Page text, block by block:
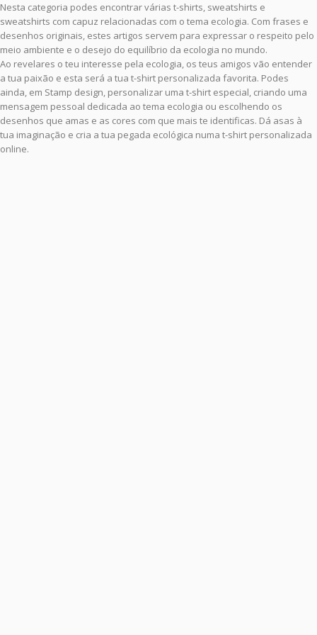
Nesta categoria podes encontrar várias t-shirts, sweatshirts e
sweatshirts com capuz relacionadas com o tema ecologia. Com frases e
desenhos originais, estes artigos servem para expressar o respeito pelo
meio ambiente e o desejo do equilíbrio da ecologia no mundo.
Ao revelares o teu interesse pela ecologia, os teus amigos vão entender
a tua paixão e esta será a tua t-shirt personalizada favorita. Podes
ainda, em Stamp design, personalizar uma t-shirt especial, criando uma
mensagem pessoal dedicada ao tema ecologia ou escolhendo os
desenhos que amas e as cores com que mais te identificas. Dá asas à
tua imaginação e cria a tua pegada ecológica numa t-shirt personalizada
online.